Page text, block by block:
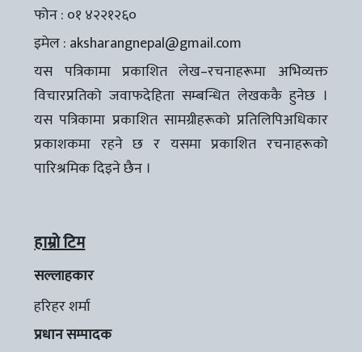
फोन : ०१ ४२२१२६०
इमेल : aksharangnepal@gmail.com
यस पत्रिकामा प्रकाशित लेख–रचनाहरूमा अभिव्यक्त
विचारप्रतिको जवाफदेहिता सम्बन्धित लेखककै हुनेछ ।
यस पत्रिकामा प्रकाशित सामग्रीहरूको प्रतिलिपिअधिकार
प्रकाशकमा रहने छ र यसमा प्रकाशित रचनाहरूको
पारिश्रमिक दिइने छैन ।
हाम्रो टिम
सल्लाहकार
हरिहर शर्मा
प्रधान सम्पादक